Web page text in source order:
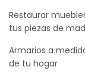
Restaurar
tus piezas de
Armarios a
de tu hogar